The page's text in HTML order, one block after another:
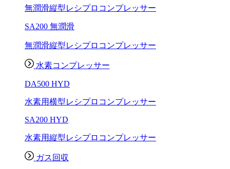
無潤滑縦型レシプロコンプレッサー
SA200 無潤滑
無潤滑縦型レシプロコンプレッサー
水素コンプレッサー
DA500 HYD
水素用横型レシプロコンプレッサー
SA200 HYD
水素用縦型レシプロコンプレッサー
ガス回収